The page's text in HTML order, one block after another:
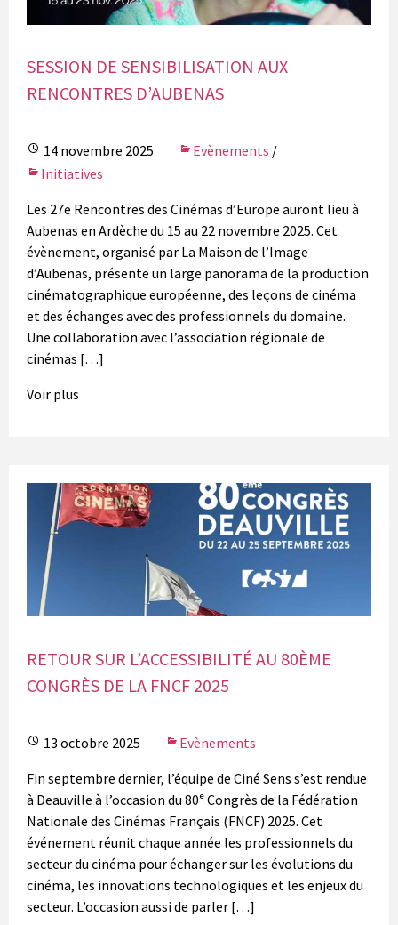
SESSION DE SENSIBILISATION AUX
RENCONTRES D’AUBENAS
14 novembre 2025 Evènements /
Initiatives
Les 27e Rencontres des Cinémas d’Europe auront lieu à
Aubenas en Ardèche du 15 au 22 novembre 2025. Cet
évènement, organisé par La Maison de l’Image
d’Aubenas, présente un large panorama de la production
cinématographique européenne, des leçons de cinéma
et des échanges avec des professionnels du domaine.
Une collaboration avec l’association régionale de
cinémas […]
Voir plus
RETOUR SUR L’ACCESSIBILITÉ AU 80ÈME
CONGRÈS DE LA FNCF 2025
13 octobre 2025
Evènements
Fin septembre dernier, l’équipe de Ciné Sens s’est rendue
à Deauville à l’occasion du 80ᵉ Congrès de la Fédération
Nationale des Cinémas Français (FNCF) 2025. Cet
événement réunit chaque année les professionnels du
secteur du cinéma pour échanger sur les évolutions du
cinéma, les innovations technologiques et les enjeux du
secteur. L’occasion aussi de parler […]